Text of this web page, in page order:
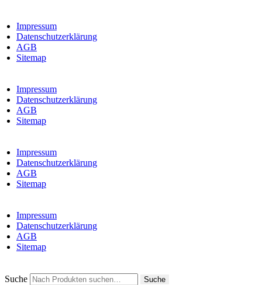
Impressum
Datenschutzerklärung
AGB
Sitemap
Impressum
Datenschutzerklärung
AGB
Sitemap
Impressum
Datenschutzerklärung
AGB
Sitemap
Impressum
Datenschutzerklärung
AGB
Sitemap
Suche Suche